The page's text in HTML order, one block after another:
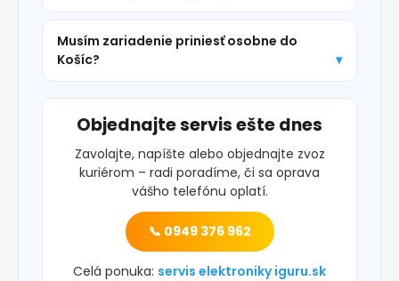
Musím zariadenie priniesť osobne do
Košíc?
Objednajte servis ešte dnes
Zavolajte, napíšte alebo objednajte zvoz
kuriérom – radi poradíme, či sa oprava
vášho telefónu oplatí.
📞 0949 376 962
Celá ponuka: servis elektroniky iguru.sk